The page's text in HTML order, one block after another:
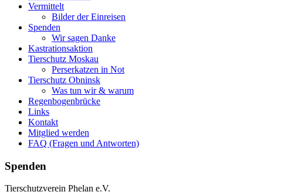
Vermittelt
Bilder der Einreisen
Spenden
Wir sagen Danke
Kastrationsaktion
Tierschutz Moskau
Perserkatzen in Not
Tierschutz Obninsk
Was tun wir & warum
Regenbogenbrücke
Links
Kontakt
Mitglied werden
FAQ (Fragen und Antworten)
Spenden
Tierschutzverein Phelan e.V.